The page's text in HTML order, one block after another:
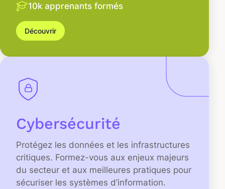
10k apprenants formés
Découvrir
Cybersécurité
Protégez les données et les infrastructures
critiques. Formez-vous aux enjeux majeurs
du secteur et aux meilleures pratiques pour
sécuriser les systèmes d’information.